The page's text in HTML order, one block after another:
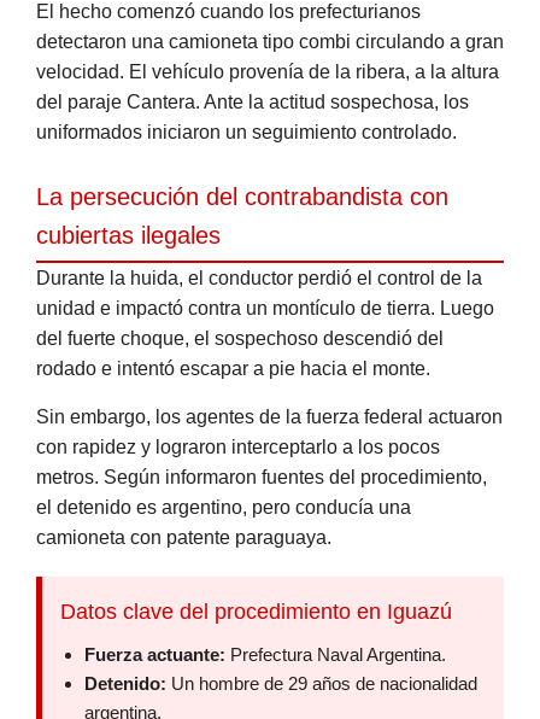
El hecho comenzó cuando los prefecturianos
detectaron una camioneta tipo combi circulando a gran
velocidad. El vehículo provenía de la ribera, a la altura
del paraje Cantera. Ante la actitud sospechosa, los
uniformados iniciaron un seguimiento controlado.
La persecución del contrabandista con
cubiertas ilegales
Durante la huida, el conductor perdió el control de la
unidad e impactó contra un montículo de tierra. Luego
del fuerte choque, el sospechoso descendió del
rodado e intentó escapar a pie hacia el monte.
Sin embargo, los agentes de la fuerza federal actuaron
con rapidez y lograron interceptarlo a los pocos
metros. Según informaron fuentes del procedimiento,
el detenido es argentino, pero conducía una
camioneta con patente paraguaya.
Datos clave del procedimiento en Iguazú
Fuerza actuante: Prefectura Naval Argentina.
Detenido: Un hombre de 29 años de nacionalidad
argentina.